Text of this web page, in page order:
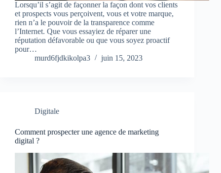
Lorsqu’il s’agit de façonner la façon dont vos clients
et prospects vous perçoivent, vous et votre marque,
rien n’a le pouvoir de la transparence comme
l’Internet. Que vous essayiez de réparer une
réputation défavorable ou que vous soyez proactif
pour…
murd6fjdkikolpa3
juin 15, 2023
Digitale
Comment prospecter une agence de marketing
digital ?